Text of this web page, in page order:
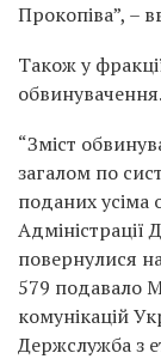
Прокопіва”, –
Також у
обвинувачення.
“Зміст
загалом по
поданих усіма
повернулися
579 подавало
комунікацій
Держслужба з